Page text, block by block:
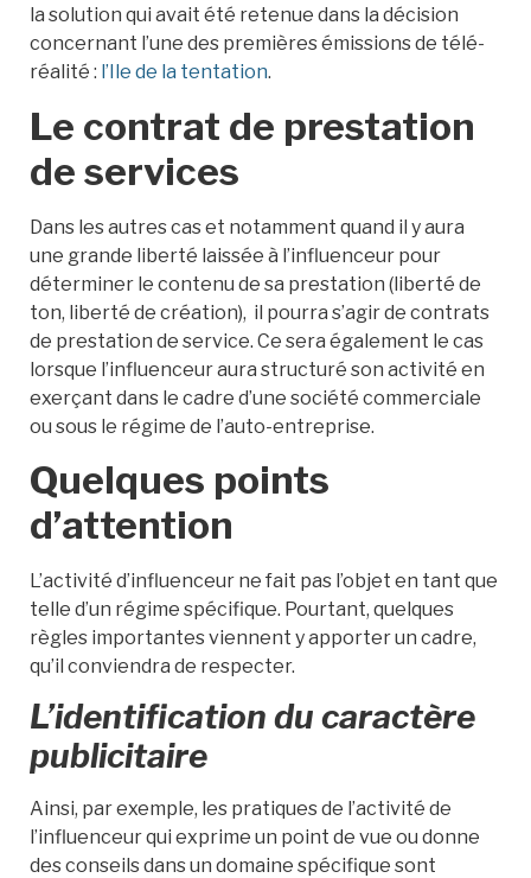
la solution qui avait été retenue dans la décision
concernant l’une des premières émissions de télé-
réalité : l’Ile de la tentation.
Le contrat de prestation
de services
Dans les autres cas et notamment quand il y aura
une grande liberté laissée à l’influenceur pour
déterminer le contenu de sa prestation (liberté de
ton, liberté de création), il pourra s’agir de contrats
de prestation de service. Ce sera également le cas
lorsque l’influenceur aura structuré son activité en
exerçant dans le cadre d’une société commerciale
ou sous le régime de l’auto-entreprise.
Quelques points
d’attention
L’activité d’influenceur ne fait pas l’objet en tant que
telle d’un régime spécifique. Pourtant, quelques
règles importantes viennent y apporter un cadre,
qu’il conviendra de respecter.
L’identification du caractère
publicitaire
Ainsi, par exemple, les pratiques de l’activité de
l’influenceur qui exprime un point de vue ou donne
des conseils dans un domaine spécifique sont